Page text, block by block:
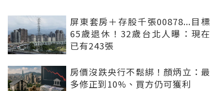
屏東套房＋存股千張00878...目標
65歲退休！32歲台北人曝：現在
已有243張
房價沒跌央行不鬆綁！顏炳立：最
多修正到10%、買方仍可獲利